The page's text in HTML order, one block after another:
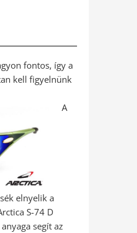
fontos, így a
kell figyelnünk
A
elnyelik a
S-74 D
segít az